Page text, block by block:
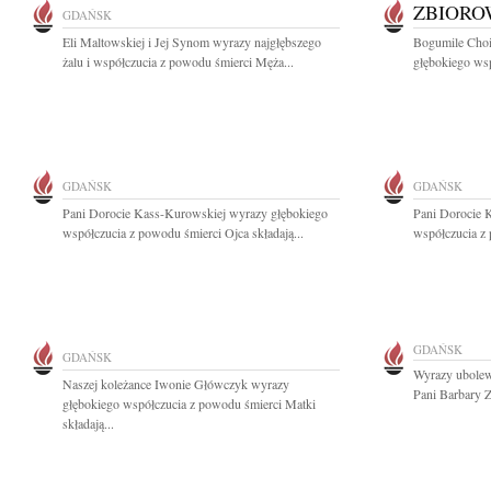
GDAŃSK
Eli Maltowskiej i Jej Synom wyrazy najgłębszego
żalu i współczucia z powodu śmierci Męża...
Bogumile
głębokiego
GDAŃSK
Pani Dorocie Kass-Kurowskiej wyrazy głębokiego
współczucia z powodu śmierci Ojca składają...
GDAŃSK
Pani Dorocie
współczucia
GDAŃSK
Naszej koleżance Iwonie Główczyk wyrazy
głębokiego współczucia z powodu śmierci Matki
składają...
GDAŃSK
Wyrazy
Pani Barbary